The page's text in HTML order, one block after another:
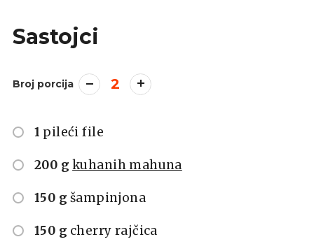
Sastojci
Broj porcija 2
1 pileći file
200 g kuhanih mahuna
150 g šampinjona
150 g cherry rajčica